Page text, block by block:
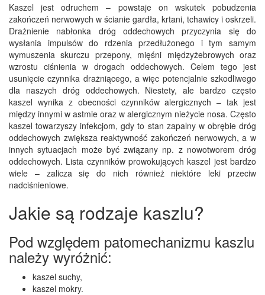
Kaszel jest odruchem – powstaje on wskutek pobudzenia
zakończeń nerwowych w ścianie gardła, krtani, tchawicy i oskrzeli.
Drażnienie nabłonka dróg oddechowych przyczynia się do
wysłania impulsów do rdzenia przedłużonego i tym samym
wymuszenia skurczu przepony, mięśni międzyżebrowych oraz
wzrostu ciśnienia w drogach oddechowych. Celem tego jest
usunięcie czynnika drażniącego, a więc potencjalnie szkodliwego
dla naszych dróg oddechowych. Niestety, ale bardzo często
kaszel wynika z obecności czynników alergicznych – tak jest
między innymi w astmie oraz w alergicznym nieżycie nosa. Często
kaszel towarzyszy infekcjom, gdy to stan zapalny w obrębie dróg
oddechowych zwiększa reaktywność zakończeń nerwowych, a w
innych sytuacjach może być związany np. z nowotworem dróg
oddechowych. Lista czynników prowokujących kaszel jest bardzo
wiele – zalicza się do nich również niektóre leki przeciw
nadciśnieniowe.
Jakie są rodzaje kaszlu?
Pod względem patomechanizmu kaszlu
należy wyróżnić:
kaszel suchy,
kaszel mokry.